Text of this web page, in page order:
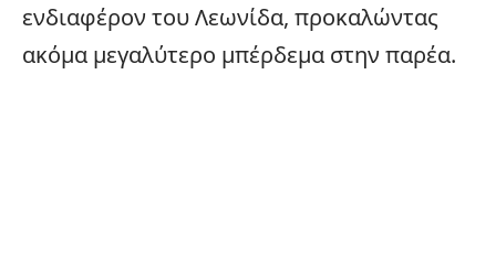
ενδιαφέρον του Λεωνίδα, προκαλώντας
ακόμα μεγαλύτερο μπέρδεμα στην παρέα.